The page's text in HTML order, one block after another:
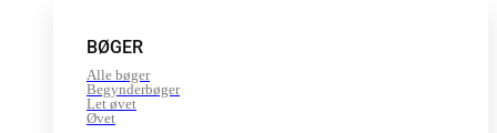
BØGER
Alle bøger
Begynderbøger
Let øvet
Øvet